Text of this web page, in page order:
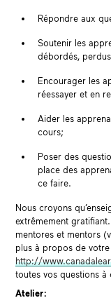
Répondre aux
Soutenir les
débordés,
Encourager les
réessayer et en
Aider les
cours;
Poser des
place des
ce faire.
Nous croyons
extrêmement gratifiant.
mentores et mentors
plus à propos de votre
http://
toutes vos questions à
Atelier :